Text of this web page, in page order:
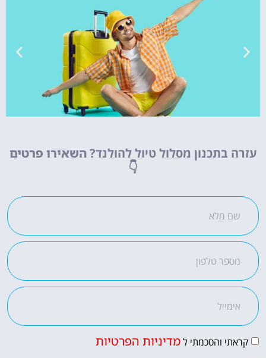
מציאת
עזרה בתכנון מסלול טיול להולנד? השאירו פרטים
👇
קראתי והסכמתי למדיניות הפרטיות